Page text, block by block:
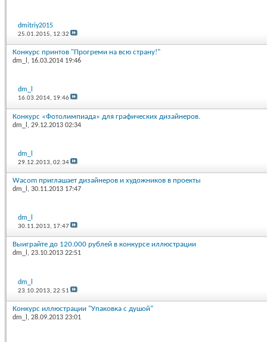
dmitriy2015
25.01.2015, 12:32
Конкурс принтов "Прогреми на всю страну!"
dm_l , 16.03.2014 19:46
dm_l
16.03.2014, 19:46
Конкурс «Фотолимпиада» для графических дизайнеров.
dm_l , 29.12.2013 02:34
dm_l
29.12.2013,02:34
Wacom приглашает дизайнеров и художников в проекты
dm_l , 30.11.2013 17:47
dm_l
30.11.2013, 17:47
Выиграйте до 120.000 рублей в конкурсе иллюстрации
dm_l, 23.10.2013 22:51
dm_l
23.10.2013,22:51
Конкурс иллюстрации "Упаковка с душой"
dm_l , 28.09.2013 23:01